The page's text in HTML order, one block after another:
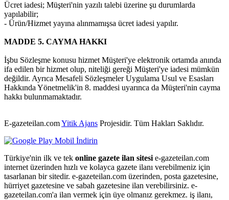
Ücret iadesi; Müşteri'nin yazılı talebi üzerine şu durumlarda
yapılabilir;
- Ürün/Hizmet yayına alınmamışsa ücret iadesi yapılır.
MADDE 5. CAYMA HAKKI
İşbu Sözleşme konusu hizmet Müşteri'ye elektronik ortamda anında
ifa edilen bir hizmet olup, niteliği gereği Müşteri'ye iadesi mümkün
değildir. Ayrıca Mesafeli Sözleşmeler Uygulama Usul ve Esasları
Hakkında Yönetmelik'in 8. maddesi uyarınca da Müşteri'nin cayma
hakkı bulunmamaktadır.
E-gazeteilan.comYitik Ajans Projesidir. Tüm Hakları Saklıdır.
Türkiye'nin ilk ve tek online gazete ilan sitesi e-gazeteilan.com
internet üzerinden hızlı ve kolayca gazete ilanı verebilmeniz için
tasarlanan bir sitedir. e-gazeteilan.com üzerinden, posta gazetesine,
hürriyet gazetesine ve sabah gazetesine ilan verebilirsiniz. e-
gazeteilan.com'a ilan vermek için üye olmanız gerekmez. iş ilanı,